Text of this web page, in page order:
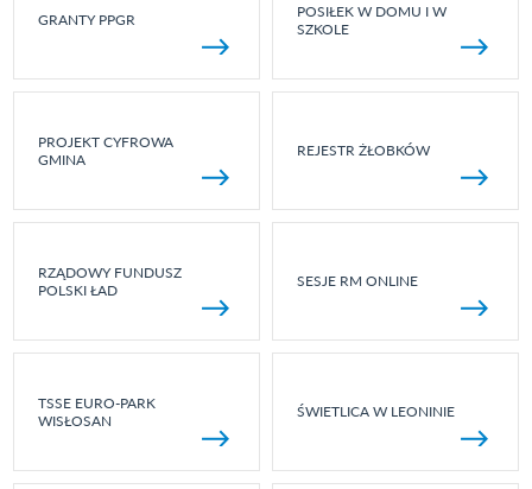
GRANTY PPGR
POSIŁEK W DOMU I W
SZKOLE
PROJEKT CYFROWA
GMINA
REJESTR ŻŁOBKÓW
RZĄDOWY FUNDUSZ
POLSKI ŁAD
SESJE RM ONLINE
TSSE EURO-PARK
WISŁOSAN
ŚWIETLICA W LEONINIE